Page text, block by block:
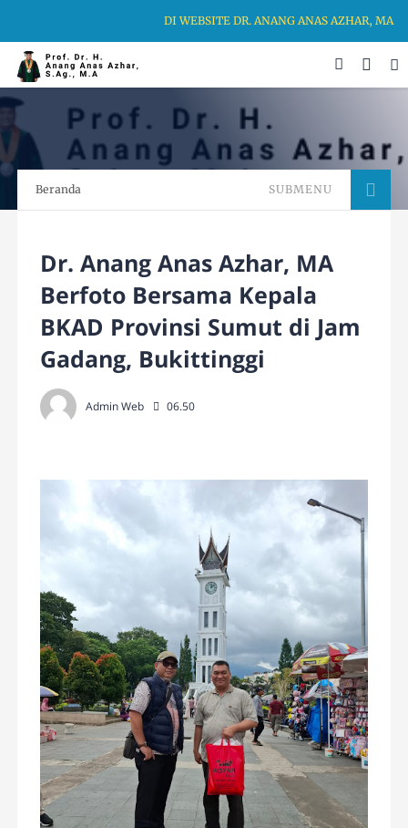
DI WEBSITE DR. ANANG ANAS AZHAR, MA,
Beranda SUBMENU
Dr. Anang Anas Azhar, MA
Berfoto Bersama Kepala
BKAD Provinsi Sumut di Jam
Gadang, Bukittinggi
Admin Web 06.50